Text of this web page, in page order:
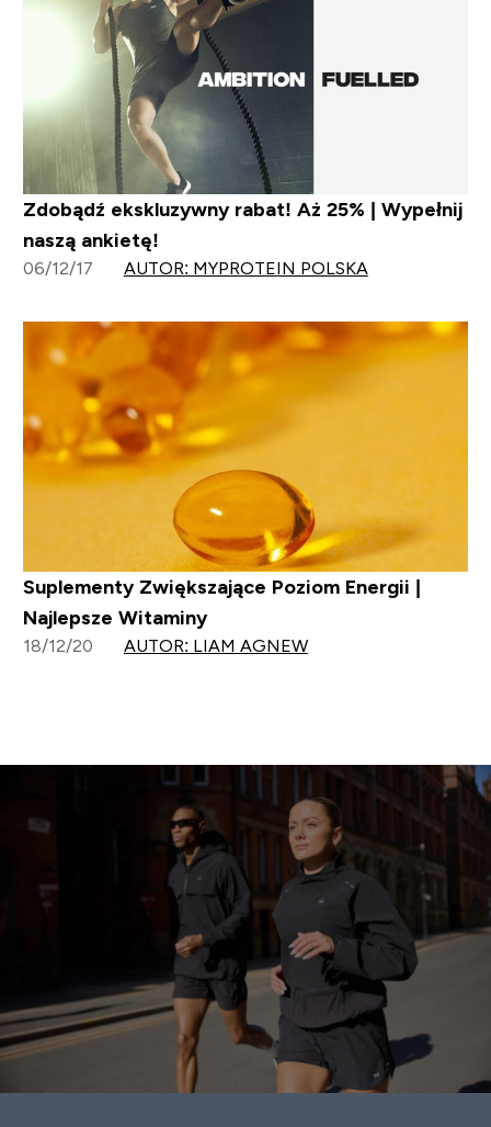
Zdobądź ekskluzywny rabat! Aż 25% | Wypełnij
naszą ankietę!
06/12/17 AUTOR: MYPROTEIN POLSKA
Suplementy Zwiększające Poziom Energii |
Najlepsze Witaminy
18/12/20 AUTOR: LIAM AGNEW